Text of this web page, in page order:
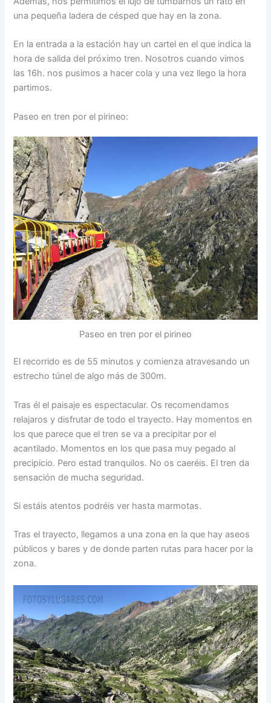
una pequeña ladera de césped que hay en la zona.
En la entrada a la estación hay un cartel en el que indica la
hora de salida del próximo tren. Nosotros cuando vimos
las 16h. nos pusimos a hacer cola y una vez llego la hora
partimos.
Paseo en tren por el pirineo:
Paseo en tren por el pirineo
El recorrido es de 55 minutos y comienza atravesando un
estrecho túnel de algo más de 300m.
Tras él el paisaje es espectacular. Os recomendamos
relajaros y disfrutar de todo el trayecto. Hay momentos en
los que parece que el tren se va a precipitar por el
acantilado. Momentos en los que pasa muy pegado al
precipicio. Pero estad tranquilos. No os caeréis. El tren da
sensación de mucha seguridad.
Si estáis atentos podréis ver hasta marmotas.
Tras el trayecto, llegamos a una zona en la que hay aseos
públicos y bares y de donde parten rutas para hacer por la
zona.